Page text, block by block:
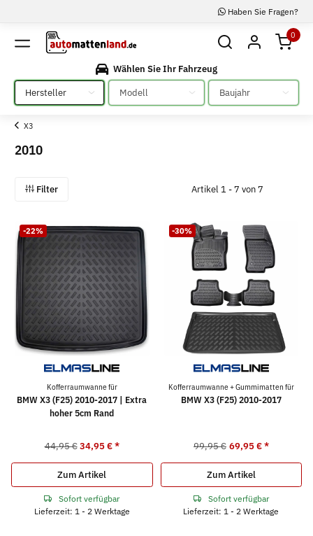
Haben Sie Fragen?
0
Wählen Sie Ihr Fahrzeug
Bitte auswählen
Bitte auswählen Bitte auswählen
X3
2010
Filter Artikel 1 - 7 von 7
-22%
Kofferraumwanne für
BMW X3 (F25) 2010-2017 | Extra
hoher 5cm Rand
44,95 € 34,95 €*
Zum Artikel
Sofort verfügbar
Lieferzeit: 1 - 2 Werktage
-30%
Kofferraumwanne + Gummimatten für
BMW X3 (F25) 2010-2017
99,95 € 69,95 €*
Zum Artikel
Sofort verfügbar
Lieferzeit: 1 - 2 Werktage